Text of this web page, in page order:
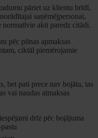
pāriet uz klientu brīdī,
saņēmējpersonai,
akti paredz citādi.
pēc pilnas apmaksas
ciktāl piemērojamie
bet pati prece nav bojāta, tas
vai naudas atmaksas
drīz pēc bojājuma